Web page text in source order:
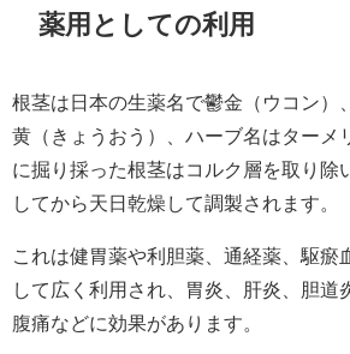
薬用としての利用
根茎は日本の生薬名で鬱金（ウコン）
黄（きょうおう）、ハーブ名はターメ
に掘り採った根茎はコルク層を取り除
してから天日乾燥して調製されます。
これは健胃薬や利胆薬、通経薬、駆瘀
して広く利用され、胃炎、肝炎、胆道
腹痛などに効果があります。